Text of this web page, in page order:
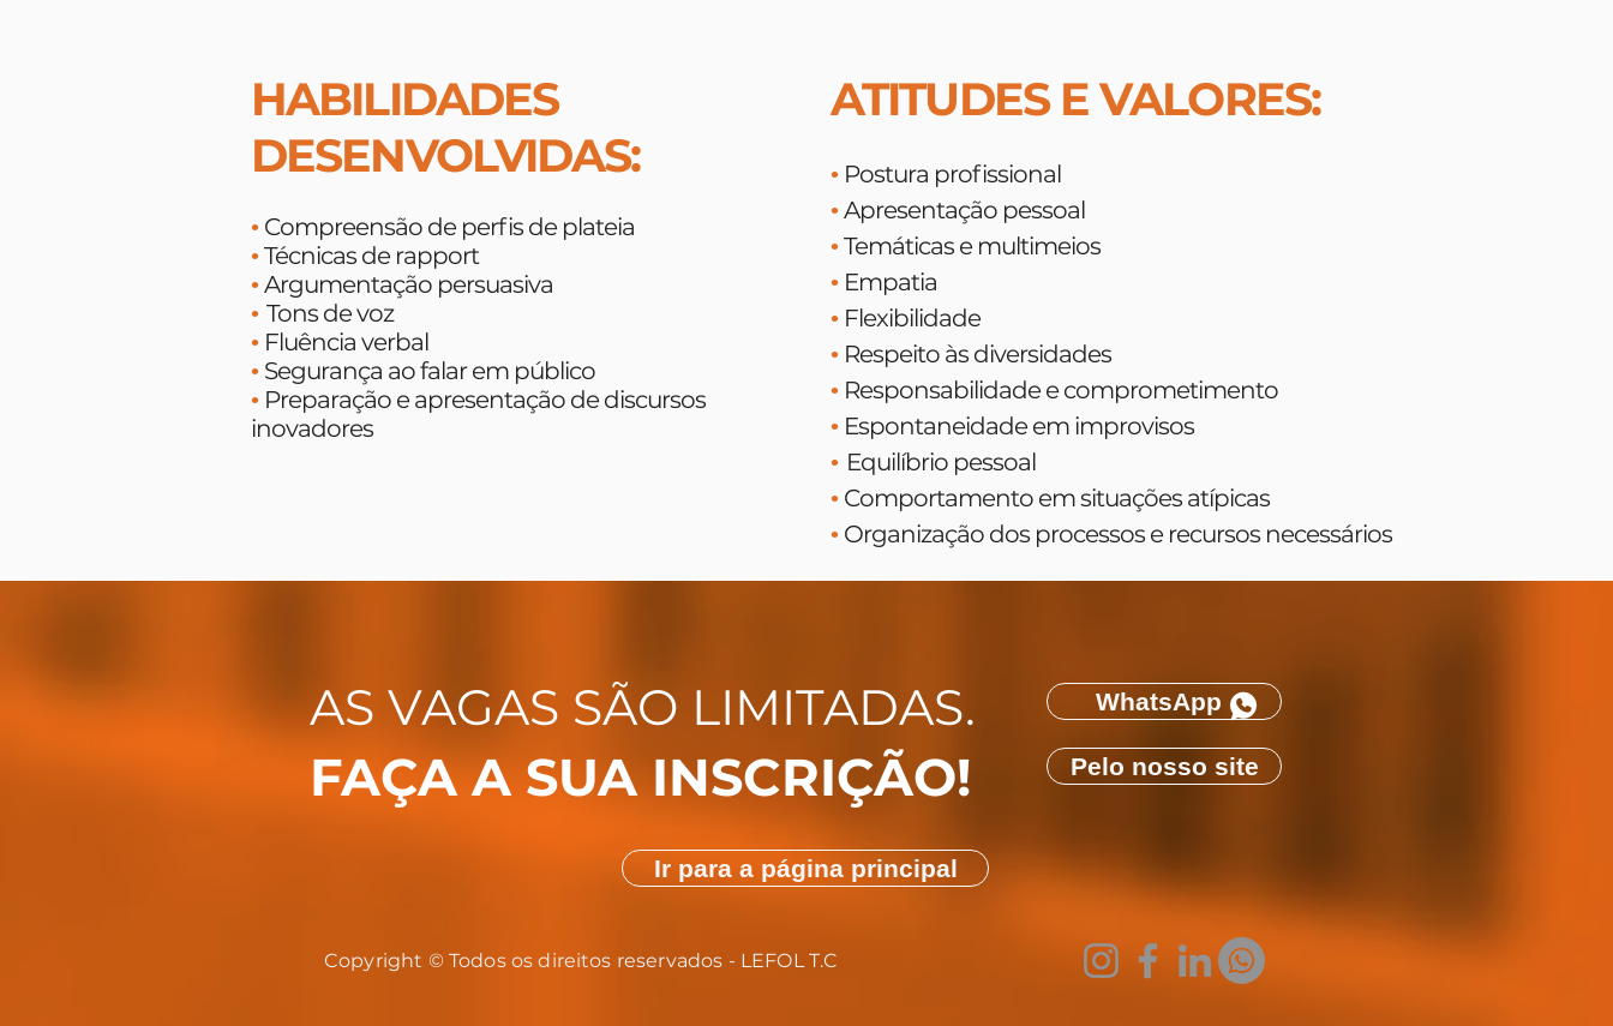
HABILIDADES
DESENVOLVIDAS:
• Compreensão de perfis de plateia
•Técnicas de rapport
•Argumentação persuasiva
• Tons de voz
• Fluência verbal
• Segurança ao falar em público
• Preparação e apresentação de discursos
inovadores
ATITUDES E VALORES:
• Postura profissional
•Apresentação pessoal
•Temáticas e multimeios
• Empatia
• Flexibilidade
• Respeito às diversidades
• Responsabilidade e comprometimento
• Espontaneidade em improvisos
• Equilíbrio pessoal
• Comportamento em situações atípicas
• Organização dos processos e recursos necessários
AS VAGAS SÃO LIMITADAS.
FAÇA A SUA INSCRIÇÃO!
WhatsApp
Pelo nosso site
Ir para a página principal
Copyright © Todos os direitos reservados - LEFOL T.C